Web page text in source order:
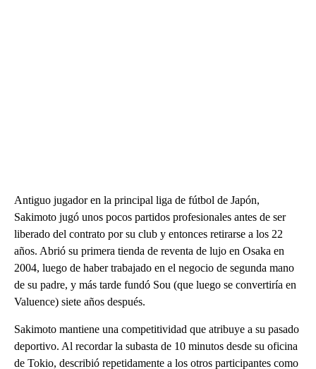
Antiguo jugador en la principal liga de fútbol de Japón,
Sakimoto jugó unos pocos partidos profesionales antes de ser
liberado del contrato por su club y entonces retirarse a los 22
años. Abrió su primera tienda de reventa de lujo en Osaka en
2004, luego de haber trabajado en el negocio de segunda mano
de su padre, y más tarde fundó Sou (que luego se convertiría en
Valuence) siete años después.
Sakimoto mantiene una competitividad que atribuye a su pasado
deportivo. Al recordar la subasta de 10 minutos desde su oficina
de Tokio, describió repetidamente a los otros participantes como